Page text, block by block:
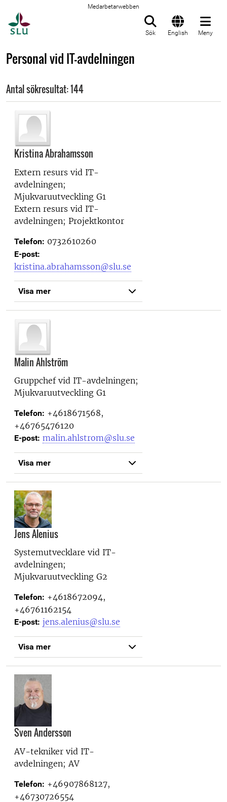
Medarbetarwebben
Sök English Meny
Personal vid IT-avdelningen
Antal sökresultat: 144
Kristina Abrahamsson
Extern resurs vid IT-
avdelningen;
Mjukvaruutveckling G1
Extern resurs vid IT-
avdelningen; Projektkontor
Telefon: 0732610260
E-post:
kristina.abrahamsson@slu.se
Visa mer
Malin Ahlström
Gruppchef vid IT-avdelningen;
Mjukvaruutveckling G1
Telefon: +4618671568,
+46765476120
E-post: malin.ahlstrom@slu.se
Visa mer
Jens Alenius
Systemutvecklare vid IT-
avdelningen;
Mjukvaruutveckling G2
Telefon: +4618672094,
+46761162154
E-post: jens.alenius@slu.se
Visa mer
Sven Andersson
AV-tekniker vid IT-
avdelningen; AV
Telefon: +46907868127,
+46730726554